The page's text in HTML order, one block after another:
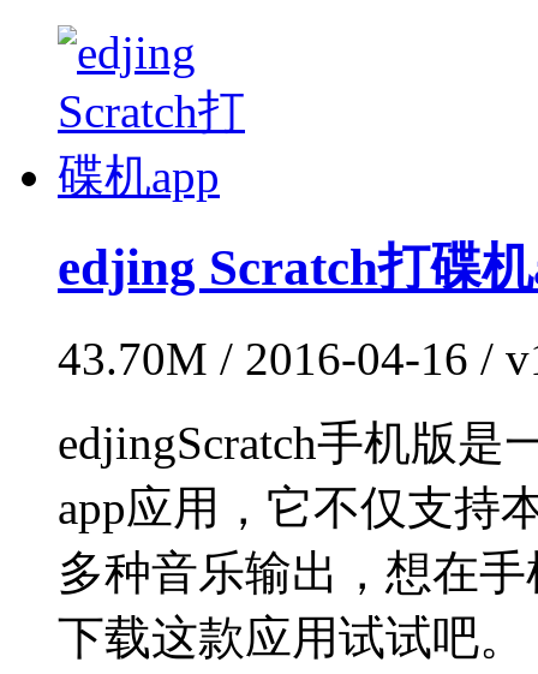
edjing Scratch打碟
43.70M / 2016-04-16 /
edjingScratch手机版
app应用，它不仅支持
多种音乐输出，想在
下载这款应用试试吧